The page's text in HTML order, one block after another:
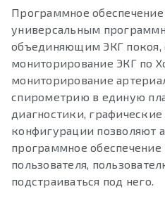
Программное обеспечение
универсальным
объединяющим ЭКГ покоя,
мониторирование ЭКГ по
мониторирование
спирометрию в единую
диагностики,
конфигурации позволяют
программное обеспечение
пользователя,
подстраиваться под него.